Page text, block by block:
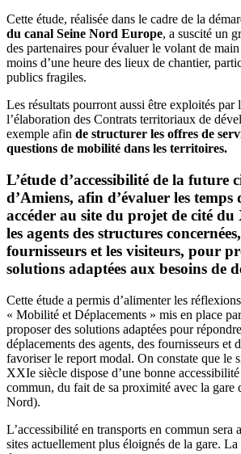
Cette étude, réalisée dans le cadre de la
du canal Seine Nord Europe, a suscité un
des partenaires pour évaluer le volant de
moins d’une heure des lieux de chantier,
publics fragiles.
Les résultats pourront aussi être exploités par
l’élaboration des Contrats territoriaux de
exemple afin de structurer les offres de
questions de mobilité dans les territoires.
L’étude d’accessibilité de la future
d’Amiens, afin d’évaluer les
accéder au site du projet de cité
les agents des structures
fournisseurs et les visiteurs, pour
solutions adaptées aux besoins de
Cette étude a permis d’alimenter les
« Mobilité et Déplacements » mis en place
proposer des solutions adaptées pour
déplacements des agents, des fournisseurs et
favoriser le report modal. On constate que le
XXIe siècle dispose d’une bonne
commun, du fait de sa proximité avec la gare
Nord).
L’accessibilité en transports en commun sera
sites actuellement plus éloignés de la gare. La